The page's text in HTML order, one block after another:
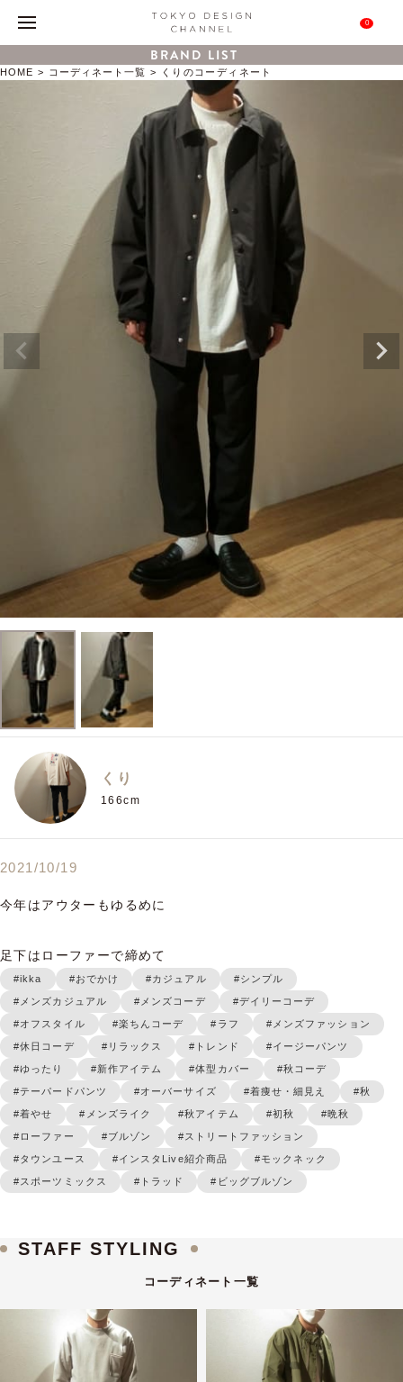
0
BRAND LIST
HOME コーディネート一覧 くりのコーディネート
くり
166cm
2021/10/19
今年はアウターもゆるめに
足下はローファーで締めて
#ikka #おでかけ #カジュアル #シンプル
#メンズカジュアル #メンズコーデ #デイリーコーデ
#オフスタイル #楽ちんコーデ #ラフ #メンズファッション
#休日コーデ #リラックス #トレンド #イージーパンツ
#ゆったり #新作アイテム #体型カバー #秋コーデ
#テーパードパンツ #オーバーサイズ #着痩せ・細見え #秋
#着やせ #メンズライク #秋アイテム #初秋 #晩秋
#ローファー #ブルゾン #ストリートファッション
#タウンユース #インスタLive紹介商品 #モックネック
#スポーツミックス #トラッド #ビッグブルゾン
STAFF STYLING
コーディネート一覧